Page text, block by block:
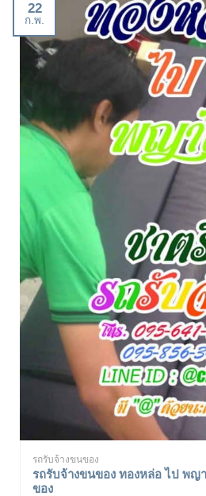
22
ก.พ.
รถรับจ้างขนของ
รถรับจ้างขนของ ทองหล่อ ไป พญ
ของ